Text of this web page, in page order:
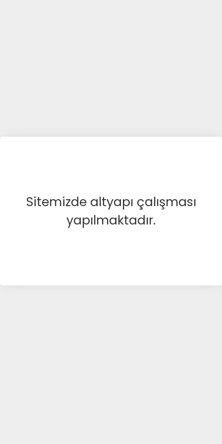
Sitemizde altyapı çalışması
yapılmaktadır.